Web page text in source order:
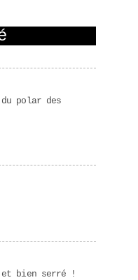
polar des
et bien serré !